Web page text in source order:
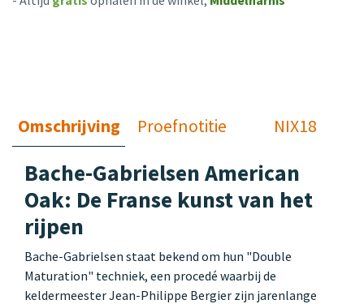
Omschrijving Proefnotitie NIX18
Bache-Gabrielsen American
Oak: De Franse kunst van het
rijpen
Bache-Gabrielsen staat bekend om hun "Double
Maturation" techniek, een procedé waarbij de
keldermeester Jean-Philippe Bergier zijn jarenlange